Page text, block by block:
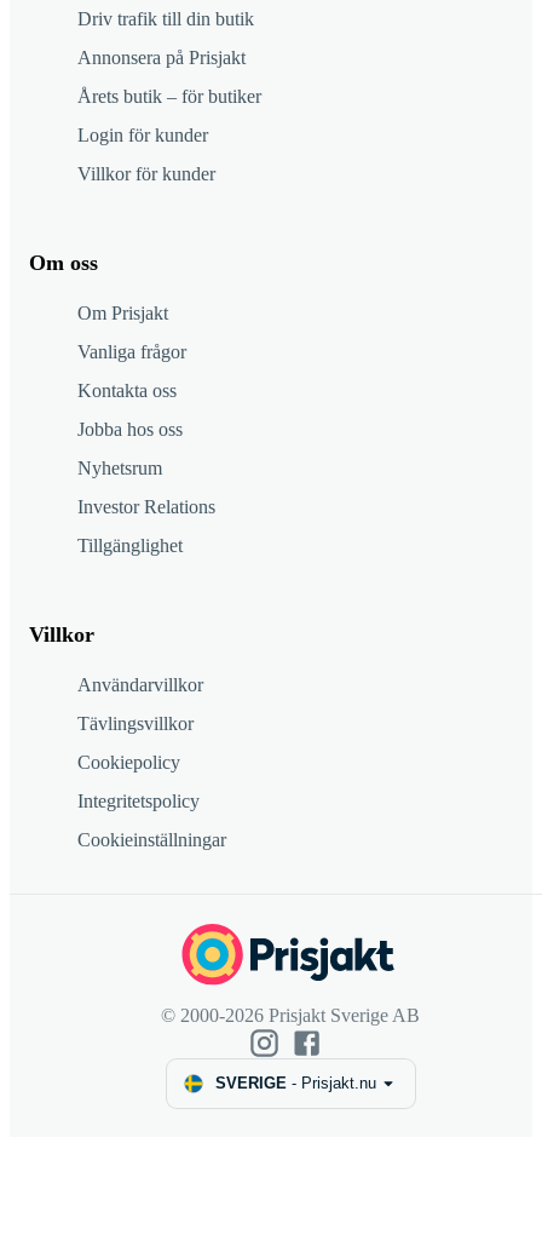
Driv trafik till din butik
Annonsera på Prisjakt
Årets butik – för butiker
Login för kunder
Villkor för kunder
Om oss
Om Prisjakt
Vanliga frågor
Kontakta oss
Jobba hos oss
Nyhetsrum
Investor Relations
Tillgänglighet
Villkor
Användarvillkor
Tävlingsvillkor
Cookiepolicy
Integritetspolicy
Cookieinställningar
© 2000-2026 Prisjakt Sverige AB
SVERIGE- Prisjakt.nu